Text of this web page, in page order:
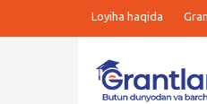
Loyiha haqida